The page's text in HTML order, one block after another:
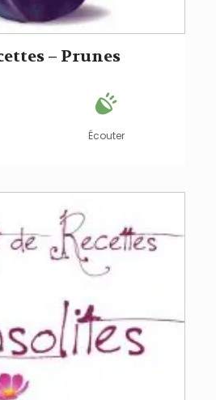
– Prunes
Écouter